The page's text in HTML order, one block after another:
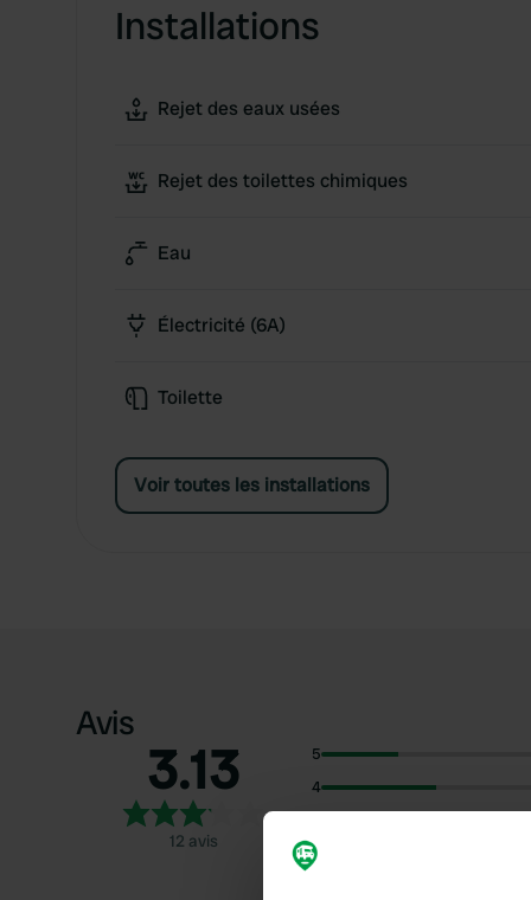
Installations
Rejet des eaux usées
Rejet des toilettes chimiques
Eau
Électricité (6A)
Toilette
Voir toutes les installations
Avis
3.13
12 avis
5
4
2